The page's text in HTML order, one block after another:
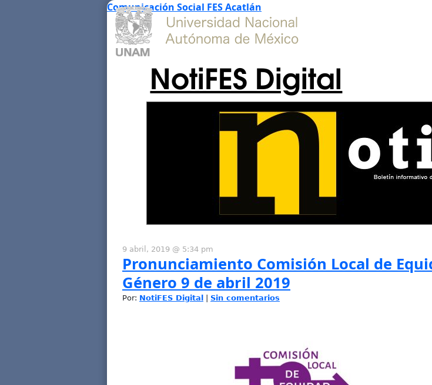
Comunicación Social FES Acatlán
NotiFES Digital
9 abril, 2019 @ 5:34 pm
Pronunciamiento Comisión Local de
Género 9 de abril 2019
Por: NotiFES Digital Sin comentarios